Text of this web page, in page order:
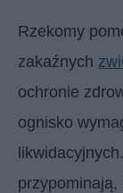
Rzekomy
zakaźnych
ochronie
ognisko